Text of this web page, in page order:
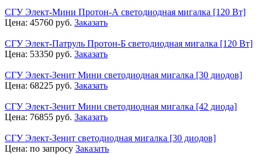
СГУ Элект-Мини Протон-А светодиодная мигалка [120 Вт]
Цена: 45760 руб. Заказать
СГУ Элект-Патруль Протон-Б светодиодная мигалка [120 Вт]
Цена: 53350 руб. Заказать
СГУ Элект-Зенит Мини светодиодная мигалка [30 диодов]
Цена: 68225 руб. Заказать
СГУ Элект-Зенит Мини светодиодная мигалка [42 диода]
Цена: 76855 руб. Заказать
СГУ Элект-Зенит светодиодная мигалка [30 диодов]
Цена: по запросу Заказать